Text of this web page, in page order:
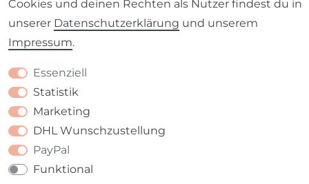
Barrierefreiheitserklärung Widerrufs­recht
VERTRAG WIDERRUFEN
Cookies und deinen Rechten als Nutzer findest du in
unserer Daten­schutz­erklärung und unserem
Impressum.
Essenziell
Statistik
Marketing
DHL Wunschzustellung
PayPal
Funktional